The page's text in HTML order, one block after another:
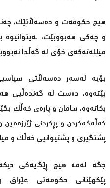
هیچ حکومەت و دەسەڵاتێک،
و چەکی هەبووبێت، نەیتوانیوە
میللەتەکەی خۆی لە گەڵدا
بۆیە لەسەر دەسەڵاتی
بێتەوە، دەست لە گەندەڵیی
بکاتەوە، سامان و پارەی خەڵک
کەڵەکەکردن و پڕکردنی ژێرزەمین
پشتگیری و پشتیوانیی خەڵک و
جگە لەمە هیچ ڕێگایەکی
پێکهێنانی حکومەتی عێراق